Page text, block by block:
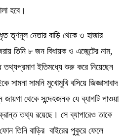
হবে।
তৃণমূল নেতার বাড়ি থেকে ৩ হাজার
তিনি ৮ জন বিধায়ক ও এজেন্টের নাম,
তথ্যপ্রমাণ ইতিমধ্যে শুরু করে নিয়েছেন
সামনা সামনি মুখোমুখি বসিয়ে জিজ্ঞাসাবাদ
থেকে সন্দেহজনক যে ব্যাগটি পাওয়া
তথ্য রয়েছে। সে ব্যাপারেও তাকে
তিনি বাড়ির বাইরের পুকুরে ফেলে